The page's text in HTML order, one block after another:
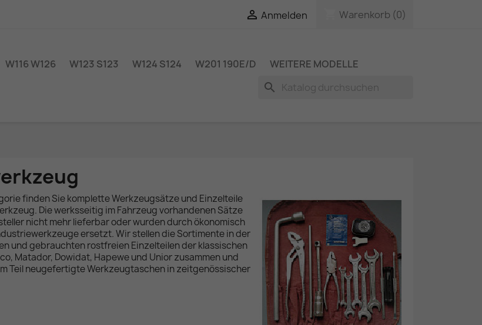
 Anmelden Warenkorb (0)
W116 W126 W123 S123 W124 S124 W201 190E/D WEITERE MODELLE
search
finden Sie komplette Werkzeugsätze und Einzelteile
Die werksseitig im Fahrzeug vorhandenen Sätze
nicht mehr lieferbar oder wurden durch ökonomisch
ersetzt. Wir stellen die Sortimente in der
und gebrauchten rostfreien Einzelteilen der klassischen
Matador, Dowidat, Hapewe und Unior zusammen und
Teil neugefertigte Werkzeugtaschen in zeitgenössischer